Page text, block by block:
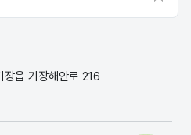
읍 기장해안로 216